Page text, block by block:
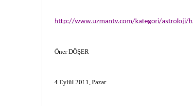
http://www.uzmantv.com/kategori/astroloji/
Öner DÖŞER
4 Eylül 2011, Pazar